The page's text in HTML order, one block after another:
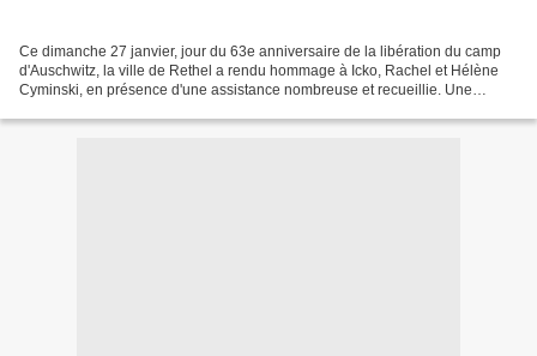
Ce dimanche 27 janvier, jour du 63e anniversaire de la libération du camp
d'Auschwitz, la ville de Rethel a rendu hommage à Icko, Rachel et Hélène
Cyminski, en présence d'une assistance nombreuse et recueillie. Une